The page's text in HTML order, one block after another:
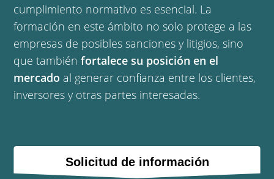
cumplimiento normativo es esencial. La
formación en este ámbito no solo protege a las
empresas de posibles sanciones y litigios, sino
que tambiénfortalece su posición en el
mercado al generar confianza entre los clientes,
inversores y otras partes interesadas.
Solicitud de información